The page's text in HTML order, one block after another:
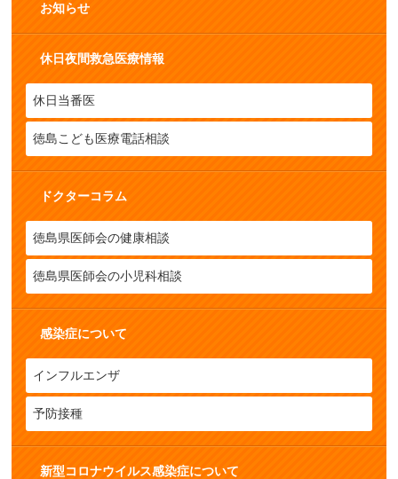
お知らせ
休日夜間救急医療情報
休日当番医
徳島こども医療電話相談
ドクターコラム
徳島県医師会の健康相談
徳島県医師会の小児科相談
感染症について
インフルエンザ
予防接種
新型コロナウイルス感染症について